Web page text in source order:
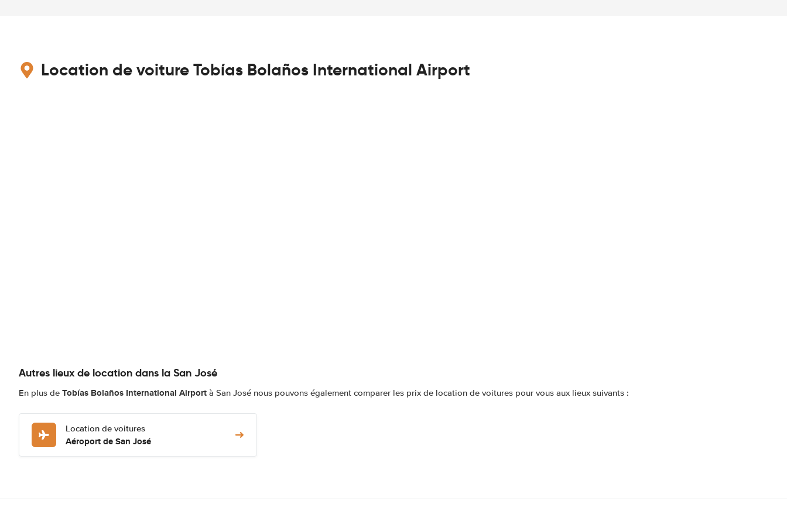
Location de voiture Tobías Bolaños International Airport
Autres lieux de location dans la San José
En plus de Tobías Bolaños International Airport à San José nous pouvons également comparer les prix de location de voitures pour vous aux lieux suivants :
Location de voitures
Aéroport de San José